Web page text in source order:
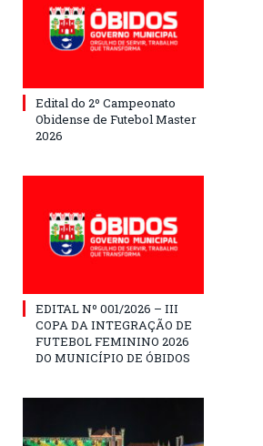
Edital do 2º Campeonato
Obidense de Futebol Master
2026
EDITAL Nº 001/2026 – III
COPA DA INTEGRAÇÃO DE
FUTEBOL FEMININO 2026
DO MUNICÍPIO DE ÓBIDOS